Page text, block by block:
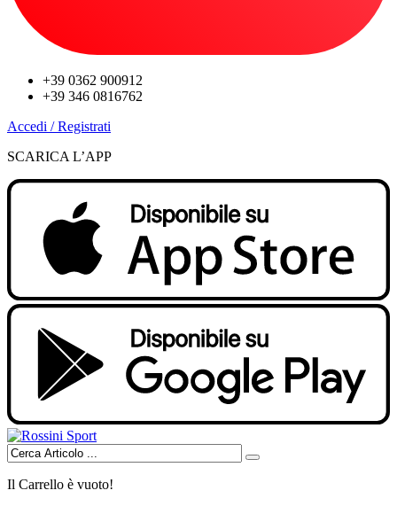
+39 0362 900912
+39 346 0816762
Accedi / Registrati
SCARICA L’APP
Il Carrello è vuoto!